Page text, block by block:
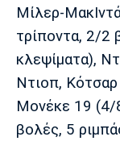
Μονακό
Μίλερ-
τρίποντα, 2/2
κλεψίματα),
Ντιοπ,
Μονέκε 19 (4/
βολές, 5